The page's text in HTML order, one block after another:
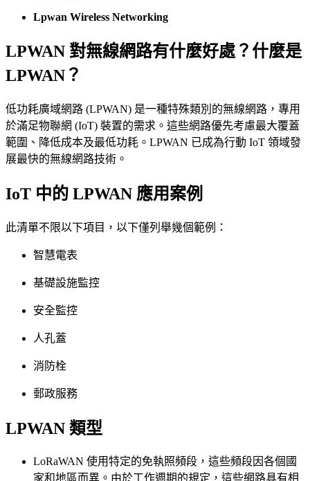
Lpwan Wireless Networking
LPWAN 對無線網路有什麼好處？什麼是
LPWAN？
低功耗廣域網路 (LPWAN) 是一種特殊類別的無線網路，專用
於滿足物聯網 (IoT) 裝置的需求。這些網路優先考慮最大覆蓋
範圍、降低成本及最低功耗。LPWAN 已成為行動 IoT 領域發
展最快的無線網路技術。
IoT 中的 LPWAN 應用案例
此清單不限以下項目，以下僅列舉幾個範例：
智慧電表
基礎設施監控
安全監控
人孔蓋
消防栓
郵政服務
LPWAN 類型
LoRaWAN 使用特定的免執照頻段，這些頻段因各個國
家和地區而異。由於工作週期的規定，這些網路具有相